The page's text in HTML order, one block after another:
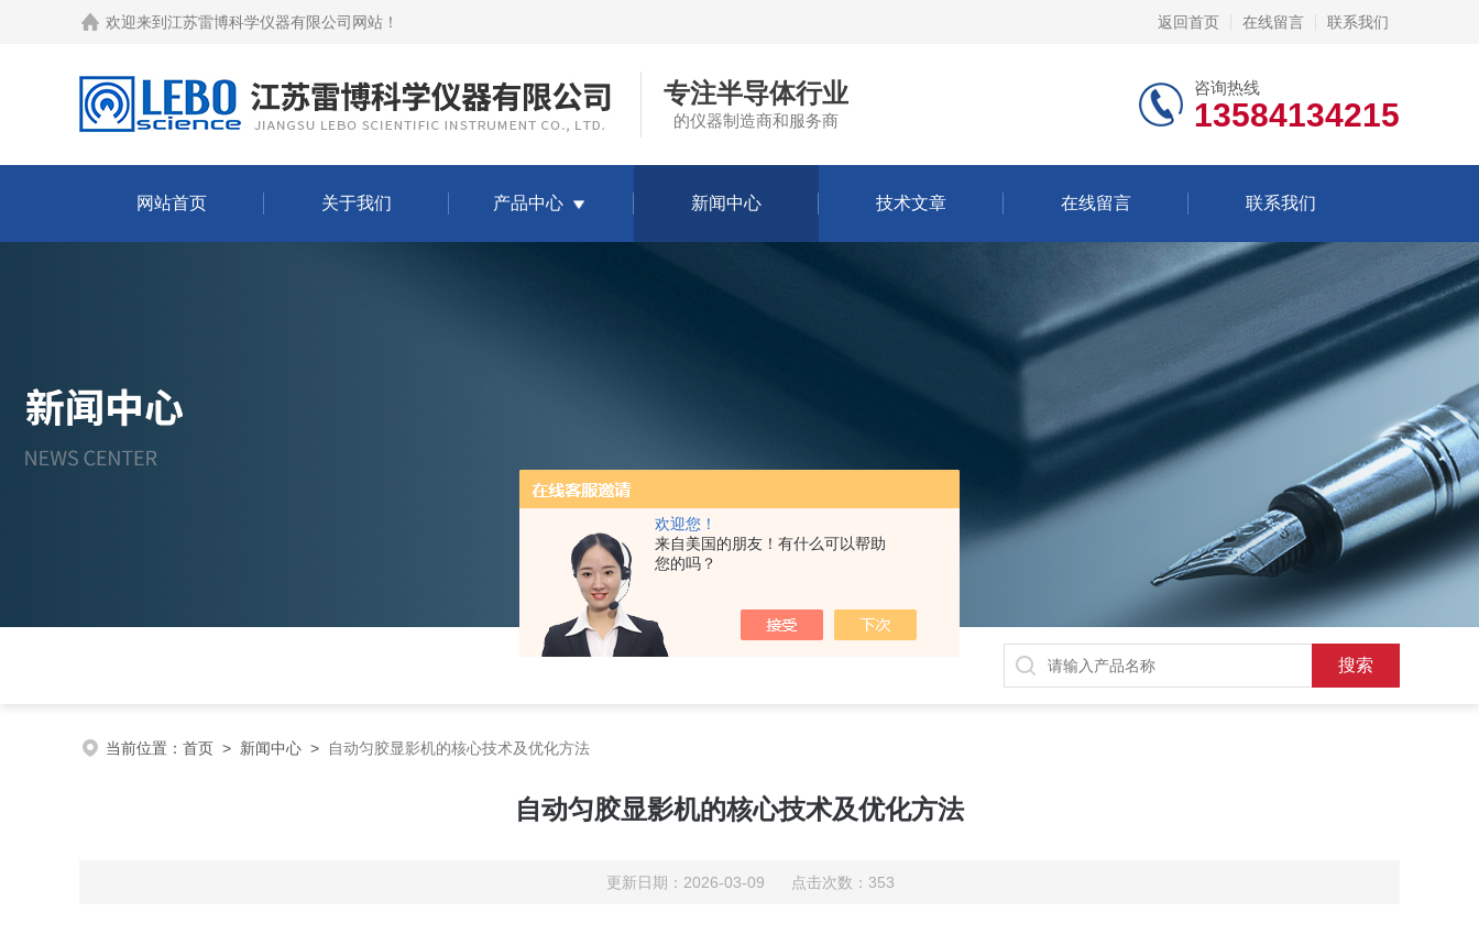
欢迎您！
来自美国的朋友！有什么可以帮助
您的吗？
欢迎来到 江苏雷博科学仪器有限公司网站 ！ 返回首页 在线留言 联系我们
专注半导体行业
的仪器制造商和服务商
咨询热线
13584134215
网站首页 关于我们 产品中心 新闻中心 技术文章 在线留言 联系我们
当前位置： 首页 > 新闻中心 > 自动匀胶显影机的核心技术及优化方法
自动匀胶显影机的核心技术及优化方法
更新日期：2026-03-09 点击次数：353